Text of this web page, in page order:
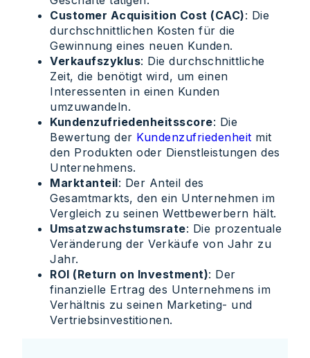
Customer Acquisition Cost (CAC): Die
durchschnittlichen Kosten für die
Gewinnung eines neuen Kunden.
Verkaufszyklus: Die durchschnittliche
Zeit, die benötigt wird, um einen
Interessenten in einen Kunden
umzuwandeln.
Kundenzufriedenheitsscore: Die
Bewertung der Kundenzufriedenheit mit
den Produkten oder Dienstleistungen des
Unternehmens.
Marktanteil: Der Anteil des
Gesamtmarkts, den ein Unternehmen im
Vergleich zu seinen Wettbewerbern hält.
Umsatzwachstumsrate: Die prozentuale
Veränderung der Verkäufe von Jahr zu
Jahr.
ROI (Return on Investment): Der
finanzielle Ertrag des Unternehmens im
Verhältnis zu seinen Marketing- und
Vertriebsinvestitionen.